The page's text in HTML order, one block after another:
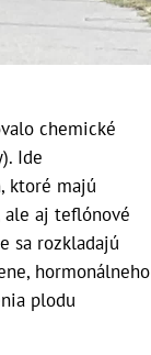
chemické
Ide
ktoré majú
ale aj teflónové
sa rozkladajú
hormonálneho
plodu